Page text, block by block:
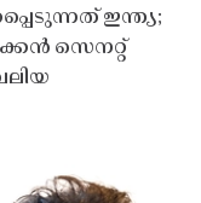
ഇന്ത്യ;
സെനറ്റ്